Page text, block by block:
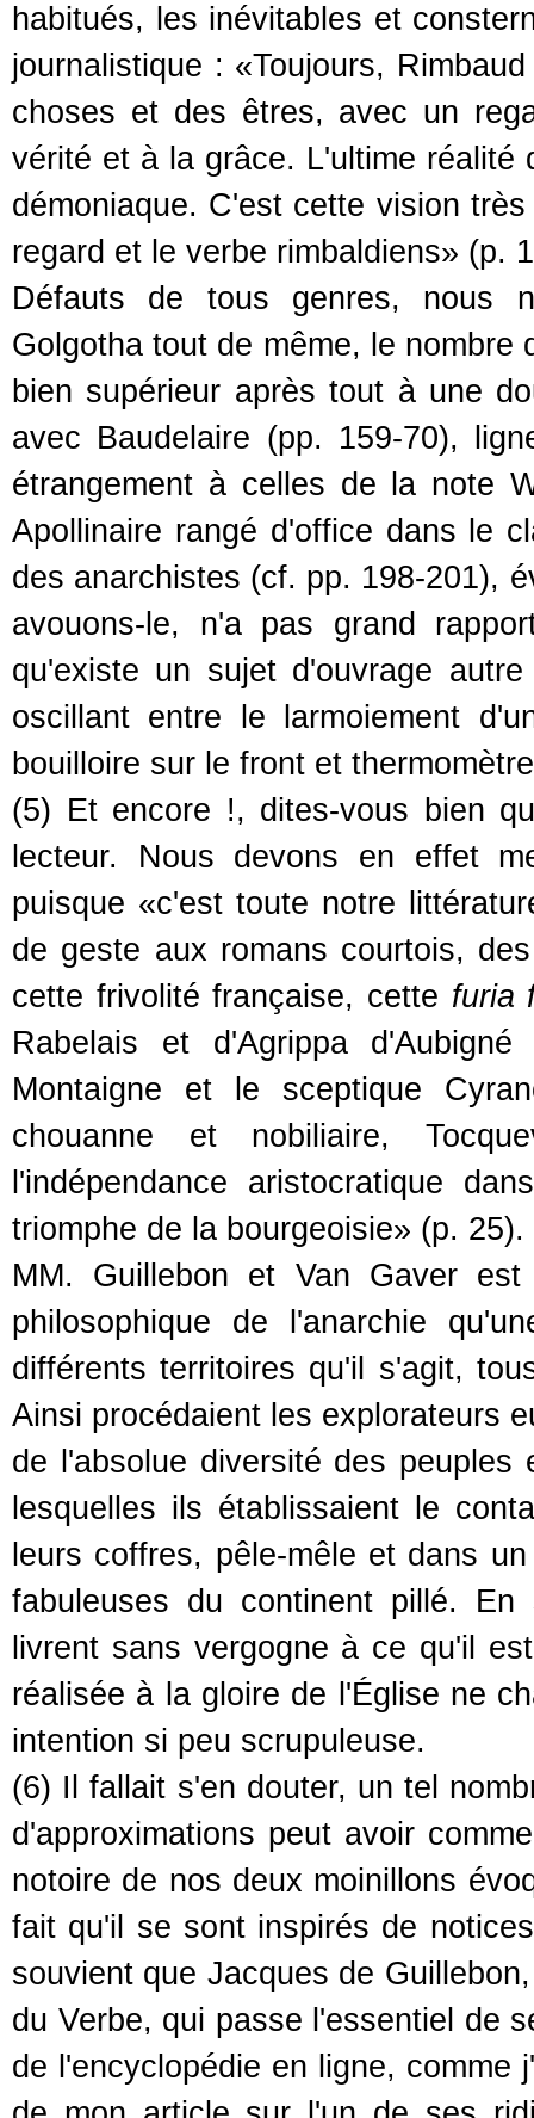
habitués, les inévitables et
journalistique : «Toujours,
choses et des êtres, avec un
vérité et à la grâce. L'ultime
démoniaque. C'est cette vision
regard et le verbe rimbaldiens» (p.
Défauts de tous genres, nous
Golgotha tout de même, le
bien supérieur après tout à une
avec Baudelaire (pp. 159-70),
étrangement à celles de la note
Apollinaire rangé d'office dans le
des anarchistes (cf. pp. 198-201),
avouons-le, n'a pas grand
qu'existe un sujet d'ouvrage
oscillant entre le larmoiement
bouilloire sur le front et
(5) Et encore !, dites-vous bien
lecteur. Nous devons en effet
puisque «c'est toute notre
de geste aux romans courtois,
cette frivolité française, cette furia
Rabelais et d'Agrippa
Montaigne et le sceptique
chouanne et nobiliaire,
l'indépendance aristocratique
triomphe de la bourgeoisie» (p.
MM. Guillebon et Van Gaver
philosophique de l'anarchie
différents territoires qu'il s'agit,
Ainsi procédaient les explorateurs
de l'absolue diversité des
lesquelles ils établissaient le
leurs coffres, pêle-mêle et dans
fabuleuses du continent pillé.
livrent sans vergogne à ce qu'il
réalisée à la gloire de l'Église ne
intention si peu scrupuleuse.
(6) Il fallait s'en douter, un tel
d'approximations peut avoir
notoire de nos deux moinillons
fait qu'il se sont inspirés de
souvient que Jacques de
du Verbe, qui passe l'essentiel de
de l'encyclopédie en ligne, comme